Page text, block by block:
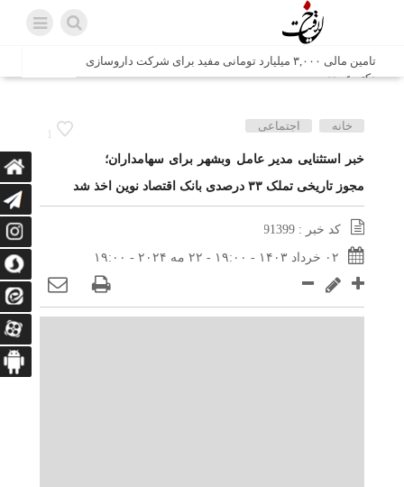
تامین مالی ۳,۰۰۰ میلیارد تومانی مفید برای شرکت داروسازی
دکتر عبیدی
شش وزیر کابینه پاکستان با حضور در سفارت ایران در اسلام
اتابک: ظرفیت های جدید همکاری‌های تجاری ایران و پاکستان با
محوریت بخش خصوصی فعال می‌شود
در مسیر جا‌مانده‌ها، دل‌ها به کربلا رسیده است
وزیر صمت خواستار پیگیری کانتینرهای ایرانی در بندر کراچی
شد / تجارت ۱۰ میلیارد دلاری ایران و پاکستان
1
خانه اجتماعی
خبر استثنایی مدیر عامل وبشهر برای سهامداران؛
مجوز تاریخی تملک ۳۳ درصدی بانک اقتصاد نوین اخذ شد
کد خبر : 91399
۰۲ خرداد ۱۴۰۳ - ۱۹:۰۰ - ۲۲ مه ۲۰۲۴ - ۱۹:۰۰